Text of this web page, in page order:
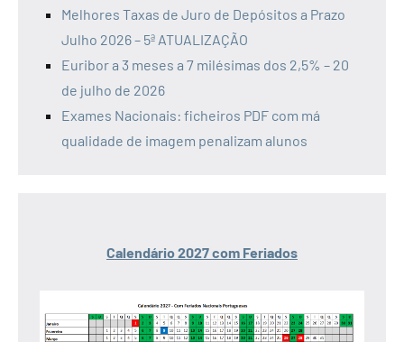
Melhores Taxas de Juro de Depósitos a Prazo
Julho 2026 – 5ª ATUALIZAÇÃO
Euribor a 3 meses a 7 milésimas dos 2,5% – 20
de julho de 2026
Exames Nacionais: ficheiros PDF com má
qualidade de imagem penalizam alunos
Calendário 2027 com Feriados